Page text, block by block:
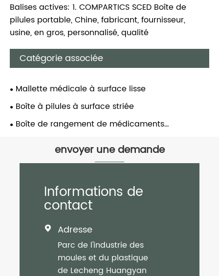
Balises actives: 1. COMPARTICS SCED Boîte de
pilules portable, Chine, fabricant, fournisseur,
usine, en gros, personnalisé, qualité
Catégorie associée
Mallette médicale à surface lisse
Boîte à pilules à surface striée
Boîte de rangement de médicaments
envoyer une demande
Informations de
contact
 Adresse
Parc de l'industrie des
moules et du plastique
de Lecheng Huangyan